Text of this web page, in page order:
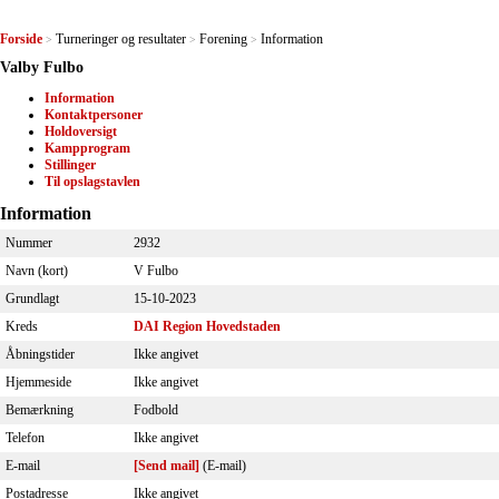
Forside > Turneringer og resultater > Forening > Information
Valby Fulbo
Information
Kontaktpersoner
Holdoversigt
Kampprogram
Stillinger
Til opslagstavlen
Information
Nummer
2932
Navn (kort)
V Fulbo
Grundlagt
15-10-2023
Kreds
DAI Region Hovedstaden
Åbningstider
Ikke angivet
Hjemmeside
Ikke angivet
Bemærkning
Fodbold
Telefon
Ikke angivet
E-mail
[Send mail] (E-mail)
Postadresse
Ikke angivet